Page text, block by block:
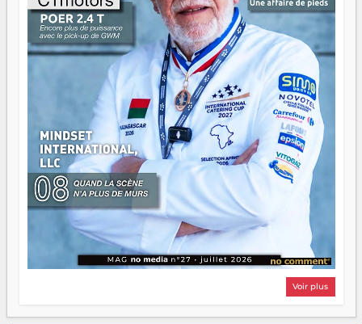
Il faut juste s'assurer que tout le monde rame dans le
même sens.
Voir plus